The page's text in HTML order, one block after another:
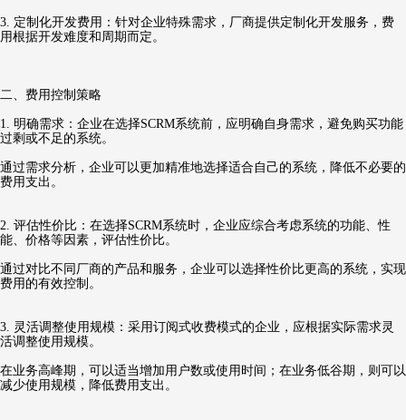
3. 定制化开发费用：针对企业特殊需求，厂商提供定制化开发服务，费
用根据开发难度和周期而定。
二、费用控制策略
1. 明确需求：企业在选择SCRM系统前，应明确自身需求，避免购买功能
过剩或不足的系统。
通过需求分析，企业可以更加精准地选择适合自己的系统，降低不必要的
费用支出。
2. 评估性价比：在选择SCRM系统时，企业应综合考虑系统的功能、性
能、价格等因素，评估性价比。
通过对比不同厂商的产品和服务，企业可以选择性价比更高的系统，实现
费用的有效控制。
3. 灵活调整使用规模：采用订阅式收费模式的企业，应根据实际需求灵
活调整使用规模。
在业务高峰期，可以适当增加用户数或使用时间；在业务低谷期，则可以
减少使用规模，降低费用支出。